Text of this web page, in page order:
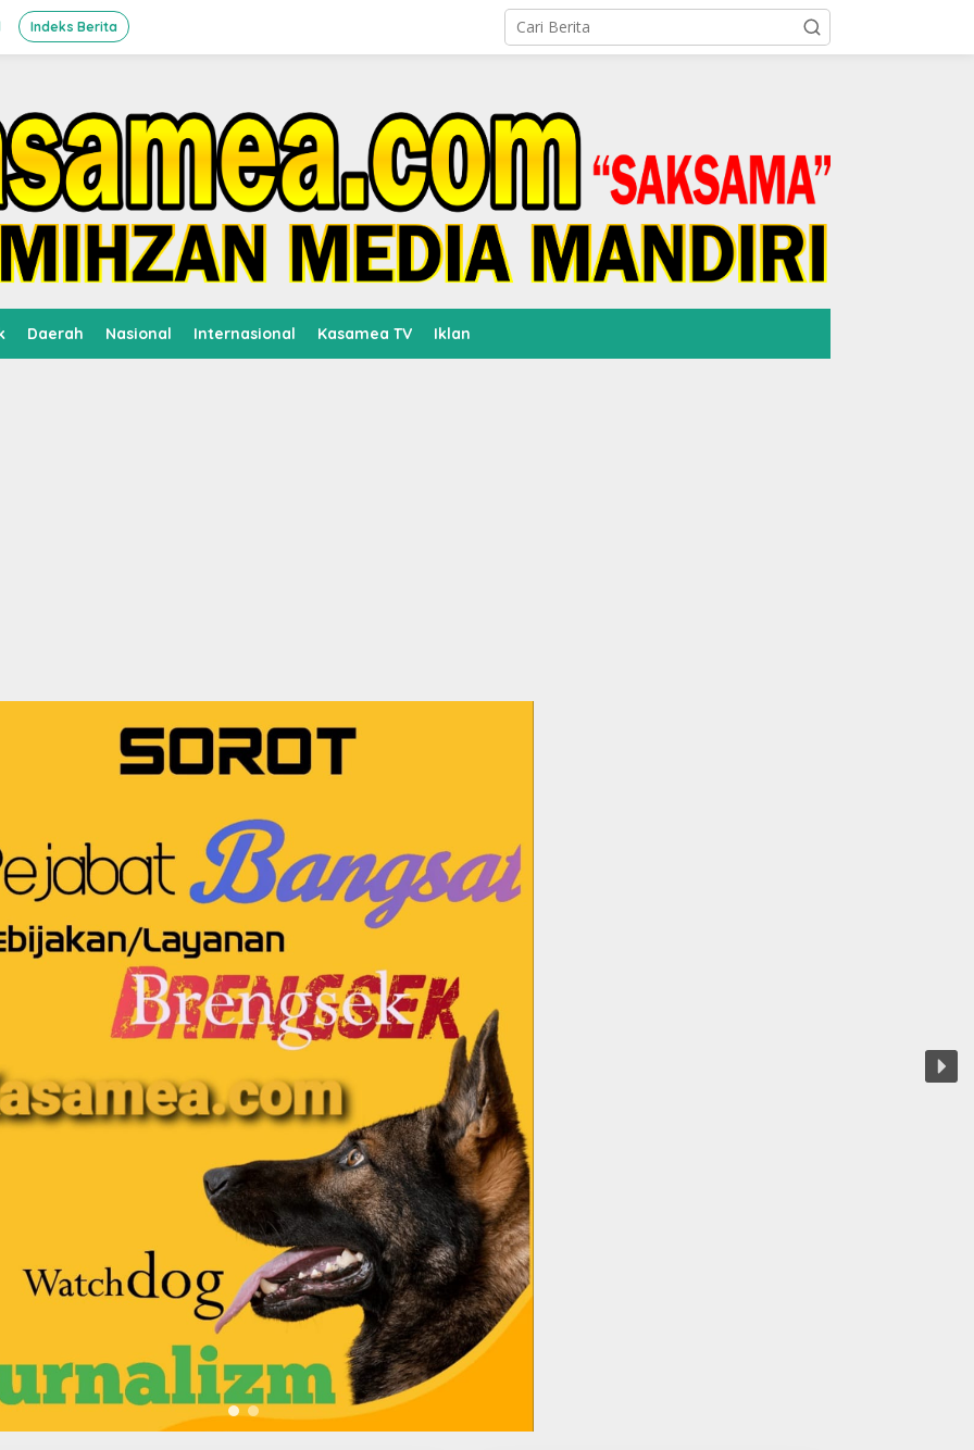
Indeks Berita
Daerah Nasional Internasional Kasamea TV Iklan